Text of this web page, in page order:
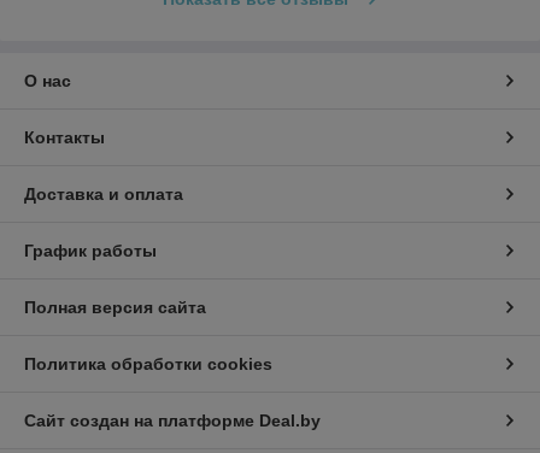
О нас
Контакты
Доставка и оплата
График работы
Полная версия сайта
Политика обработки cookies
Сайт создан на платформе Deal.by